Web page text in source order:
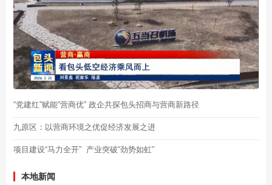
“党建红”赋能“营商优” 政企共探包头招商与营商新路径
九原区：以营商环境之优促经济发展之进
项目建设“马力全开” 产业突破“劲势如虹”
本地新闻